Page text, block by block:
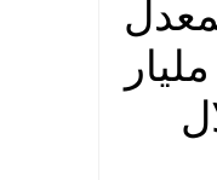
بمعدل
المائة، لتصل إلى نحو 23.2 مليار